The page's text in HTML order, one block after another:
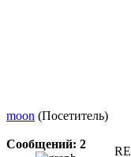
moon (Посетитель)
Сообщений: 2